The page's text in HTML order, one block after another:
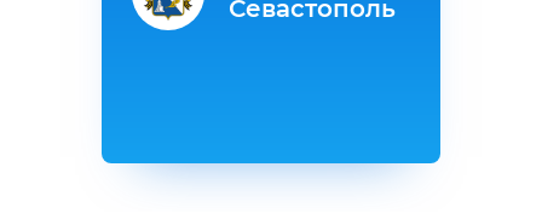
Севастополь